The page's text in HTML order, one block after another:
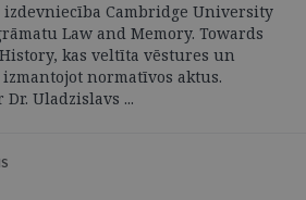
izdevniecība Cambridge University
Law and Memory. Towards
kas veltīta vēstures un
normatīvos aktus.
Uladzislavs ...